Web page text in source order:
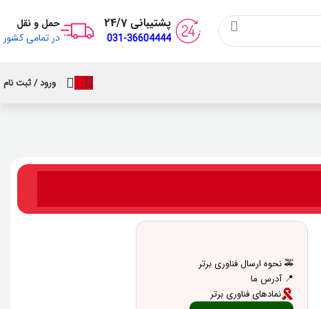
پشتیبانی 24/7
031-36604444
حمل و نقل
در تمامی کشور
ورود / ثبت نام
🚕 نحوه ارسال فناوری برتر
📍 آدرس ما
نمادهای فناوری برتر